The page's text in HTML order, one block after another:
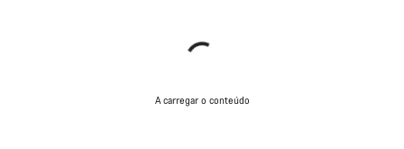
A carregar o conteúdo